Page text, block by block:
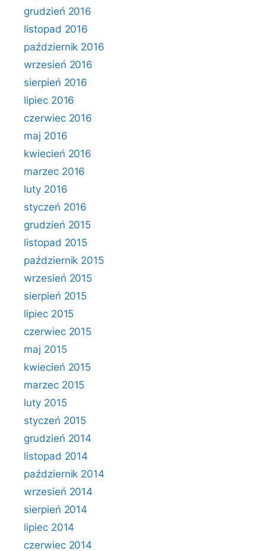
grudzień 2016
listopad 2016
październik 2016
wrzesień 2016
sierpień 2016
lipiec 2016
czerwiec 2016
maj 2016
kwiecień 2016
marzec 2016
luty 2016
styczeń 2016
grudzień 2015
listopad 2015
październik 2015
wrzesień 2015
sierpień 2015
lipiec 2015
czerwiec 2015
maj 2015
kwiecień 2015
marzec 2015
luty 2015
styczeń 2015
grudzień 2014
listopad 2014
październik 2014
wrzesień 2014
sierpień 2014
lipiec 2014
czerwiec 2014